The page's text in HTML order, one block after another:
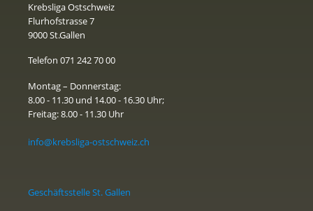
Krebsliga Ostschweiz
Flurhofstrasse 7
9000 St.Gallen
Telefon 071 242 70 00
Montag – Donnerstag:
8.00 - 11.30 und 14.00 - 16.30 Uhr;
Freitag: 8.00 - 11.30 Uhr
info@krebsliga-ostschweiz.ch
Geschäftsstelle St. Gallen